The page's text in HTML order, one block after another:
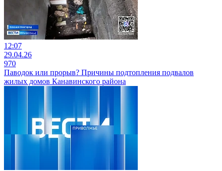
12:07
29.04.26
970
Паводок или прорыв? Причины подтопления подвалов
жилых домов Канавинского района